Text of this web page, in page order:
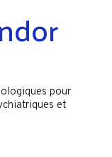
pour
et